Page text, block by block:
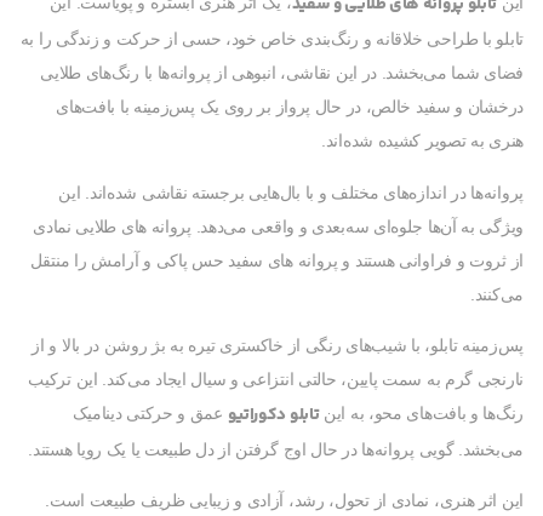
تابلو با طراحی خلاقانه و رنگ‌بندی خاص خود، حسی از حرکت و زندگی را به
فضای شما می‌بخشد. در این نقاشی، انبوهی از پروانه‌ها با رنگ‌های طلایی
درخشان و سفید خالص، در حال پرواز بر روی یک پس‌زمینه با بافت‌های
هنری به تصویر کشیده شده‌اند.
پروانه‌ها در اندازه‌های مختلف و با بال‌هایی برجسته نقاشی شده‌اند. این
ویژگی به آن‌ها جلوه‌ای سه‌بعدی و واقعی می‌دهد. پروانه های طلایی نمادی
از ثروت و فراوانی هستند و پروانه های سفید حس پاکی و آرامش را منتقل
می‌کنند.
پس‌زمینه تابلو، با شیب‌های رنگی از خاکستری تیره به بژ روشن در بالا و از
نارنجی گرم به سمت پایین، حالتی انتزاعی و سیال ایجاد می‌کند. این ترکیب
رنگ‌ها و بافت‌های محو، به اینتابلو دکوراتیو عمق و حرکتی دینامیک
می‌بخشد. گویی پروانه‌ها در حال اوج گرفتن از دل طبیعت یا یک رویا هستند.
این اثر هنری، نمادی از تحول، رشد، آزادی و زیبایی ظریف طبیعت است.